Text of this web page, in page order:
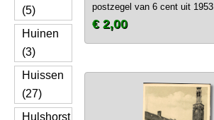
(5)
Huinen
(3)
Huissen
(27)
Hulshorst
postzegel van 6 cent uit 1953
€ 2,00